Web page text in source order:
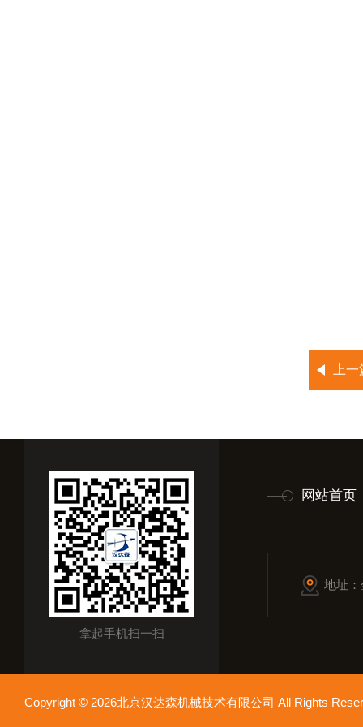
上
拿起手机扫一扫
网站首页
地址
Copyright © 2026北京汉达森机械技术有限公司 All Rights